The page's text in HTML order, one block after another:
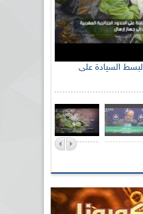
الإذاعة الجزائرية تحي الذكرى 59 لبسط السيادة على